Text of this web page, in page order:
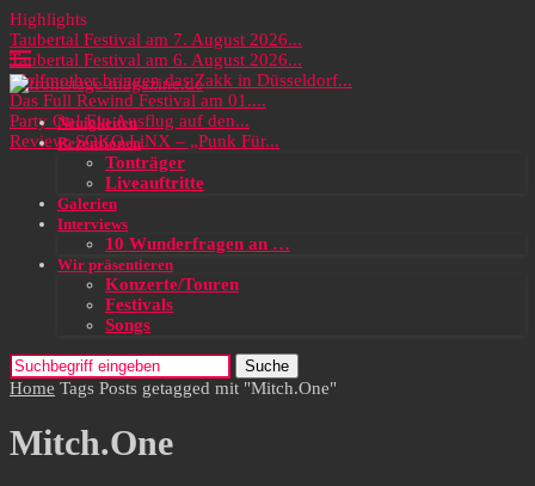
Highlights
Taubertal Festival am 7. August 2026...
Taubertal Festival am 6. August 2026...
Wolfmother bringen das Zakk in Düsseldorf...
Das Full Rewind Festival am 01....
Party On! Ein Ausflug auf den...
Review: SOKO LiNX – „Punk Für...
Neuigkeiten
Rezensionen
Tonträger
Liveauftritte
Galerien
Interviews
10 Wunderfragen an …
Wir präsentieren
Konzerte/Touren
Festivals
Songs
Suche
Home Tags Posts getagged mit "Mitch.One"
Mitch.One